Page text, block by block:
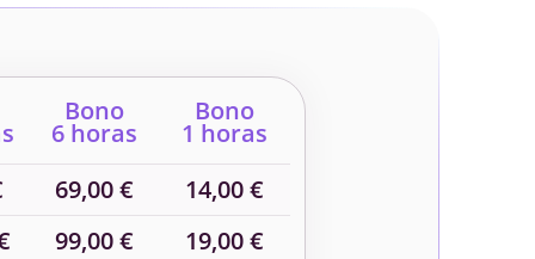
Bono
6 horas
Bono
1 horas
69,00 €
14,00 €
99,00 €
19,00 €